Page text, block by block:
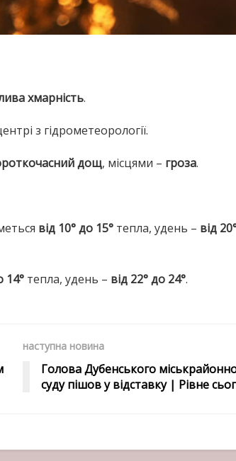
хмарність.
з гідрометеорології.
дощ, місцями – гроза.
від 10° до 15° тепла, удень – від
14° тепла, удень – від 22° до 24°.
наступна новина
Голова Дубенського
суду пішов у відставку | Рівне